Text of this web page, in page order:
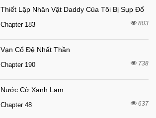
Thiết Lập Nhân Vật Daddy Của Tôi Bị Sụp Đổ
Chapter 183 803
Vạn Cổ Đệ Nhất Thần
Chapter 190 738
Nước Cờ Xanh Lam
Chapter 48 637